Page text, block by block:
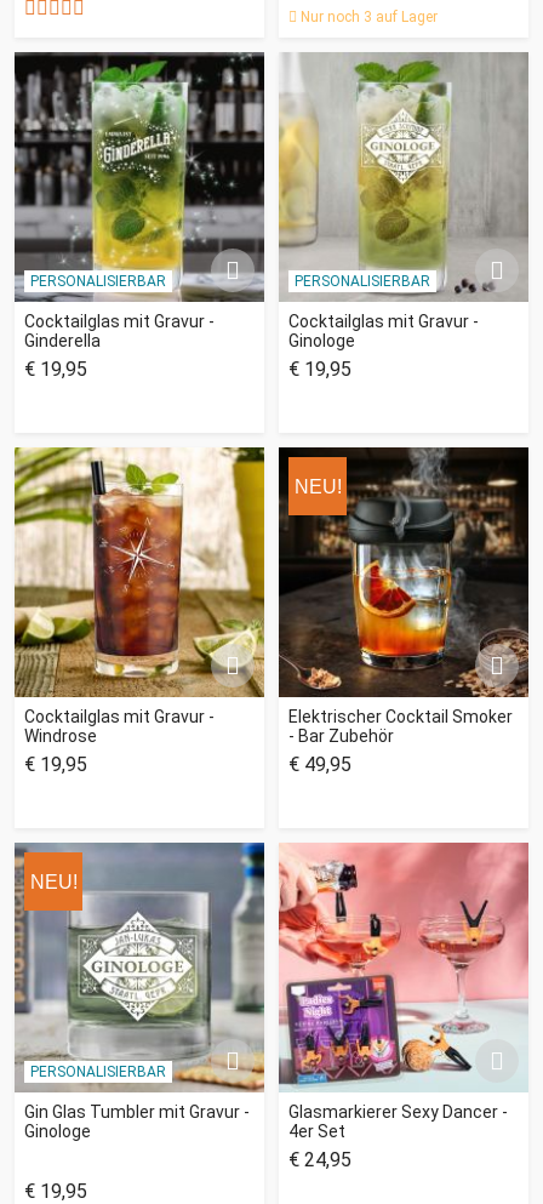
Nur noch 3 auf Lager
PERSONALISIERBAR
Cocktailglas mit Gravur -
Ginderella
€ 19,95
PERSONALISIERBAR
Cocktailglas mit Gravur -
Ginologe
€ 19,95
Cocktailglas mit Gravur -
Windrose
€ 19,95
NEU!
Elektrischer Cocktail Smoker
- Bar Zubehör
€ 49,95
NEU!
PERSONALISIERBAR
Gin Glas Tumbler mit Gravur -
Ginologe
€ 19,95
Glasmarkierer Sexy Dancer -
4er Set
€ 24,95